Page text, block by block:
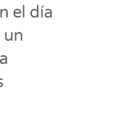
el día
un